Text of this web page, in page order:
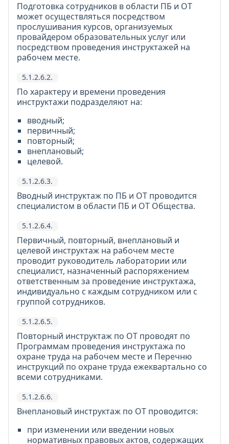
Подготовка сотрудников в области ПБ и ОТ
может осуществляться посредством
прослушивания курсов, организуемых
провайдером образовательных услуг или
посредством проведения инструктажей на
рабочем месте.
5.1.2.6.2.
По характеру и времени проведения
инструктажи подразделяют на:
вводный;
первичный;
повторный;
внеплановый;
целевой.
5.1.2.6.3.
Вводный инструктаж по ПБ и ОТ проводится
специалистом в области ПБ и ОТ Общества.
5.1.2.6.4.
Первичный, повторный, внеплановый и
целевой инструктаж на рабочем месте
проводит руководитель лаборатории или
специалист, назначенный распоряжением
ответственным за проведение инструктажа,
индивидуально с каждым сотрудником или с
группой сотрудников.
5.1.2.6.5.
Повторный инструктаж по ОТ проводят по
Программам проведения инструктажа по
охране труда на рабочем месте и Перечню
инструкций по охране труда ежеквартально со
всеми сотрудниками.
5.1.2.6.6.
Внеплановый инструктаж по ОТ проводится:
при изменении или введении новых
нормативных правовых актов, содержащих